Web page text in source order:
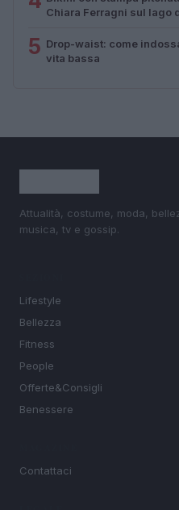
Chiara Ferragni sul lago
5 Drop-waist: come
vita bassa
Attualità, costume, moda,
musica, tv e gossip.
Lifestyle
Bellezza
Fitness
People
Offerte&Consigli
Benessere
Contattaci